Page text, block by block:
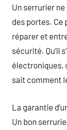
Un serrurier
des portes. Ce
réparer et
sécurité. Qu’il
électroniques,
sait comment
La garantie
Un bon